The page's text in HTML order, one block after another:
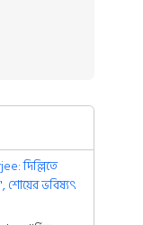
দিল্লিতে
শোয়ের ভবিষ্যৎ